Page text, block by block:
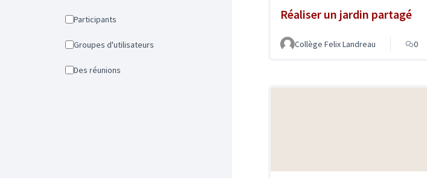
Participants
Groupes d'utilisateurs
Des réunions
Réaliser un jardin partagé
Collège Felix Landreau 0